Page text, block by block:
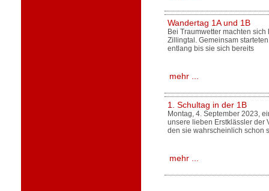
Wandertag 1A und 1B
Bei Traumwetter machten
Zillingtal. Gemeinsam
entlang bis sie sich bereits
mehr ...
1. Schultag in der 1B
Montag, 4. September 2023,
unsere lieben Erstklässler der
den sie wahrscheinlich schon
mehr ...